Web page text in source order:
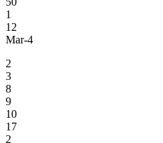
1
12
Mar-4
2
3
8
9
10
17
2